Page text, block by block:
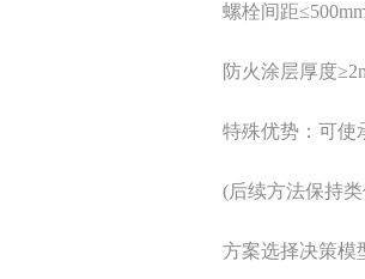
螺栓间距
防火涂层厚度
特殊优势：可使承
(后续方法保持类
方案选择决策模